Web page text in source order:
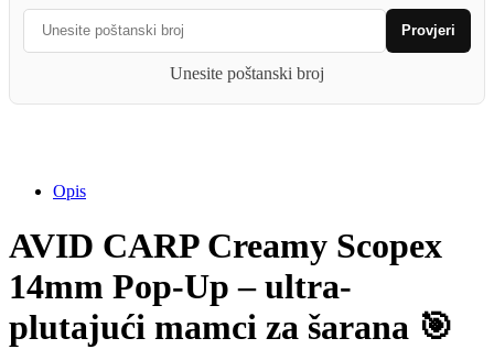
14mm
Up
Provjeri
Unesite poštanski broj
Opis
AVID CARP Creamy Scopex
14mm Pop-Up – ultra-
plutajući mamci za šarana 🎯